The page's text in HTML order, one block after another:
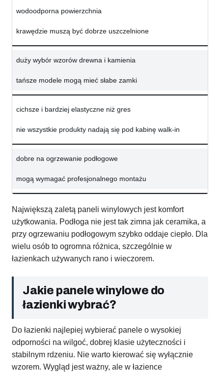
wodoodporna powierzchnia
krawędzie muszą być dobrze uszczelnione
duży wybór wzorów drewna i kamienia
tańsze modele mogą mieć słabe zamki
cichsze i bardziej elastyczne niż gres
nie wszystkie produkty nadają się pod kabinę walk-in
dobre na ogrzewanie podłogowe
mogą wymagać profesjonalnego montażu
Największą zaletą paneli winylowych jest komfort
użytkowania. Podłoga nie jest tak zimna jak ceramika, a
przy ogrzewaniu podłogowym szybko oddaje ciepło. Dla
wielu osób to ogromna różnica, szczególnie w
łazienkach używanych rano i wieczorem.
Jakie panele winylowe do
łazienki wybrać?
Do łazienki najlepiej wybierać panele o wysokiej
odporności na wilgoć, dobrej klasie użyteczności i
stabilnym rdzeniu. Nie warto kierować się wyłącznie
wzorem. Wygląd jest ważny, ale w łazience